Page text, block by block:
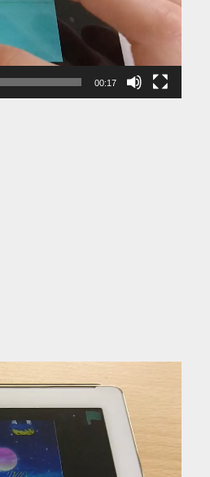
00:17